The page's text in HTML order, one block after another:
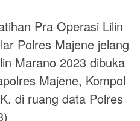
Pra Operasi Lilin
Polres Majene jelang
Marano 2023 dibuka
Majene, Kompol
di ruang data Polres